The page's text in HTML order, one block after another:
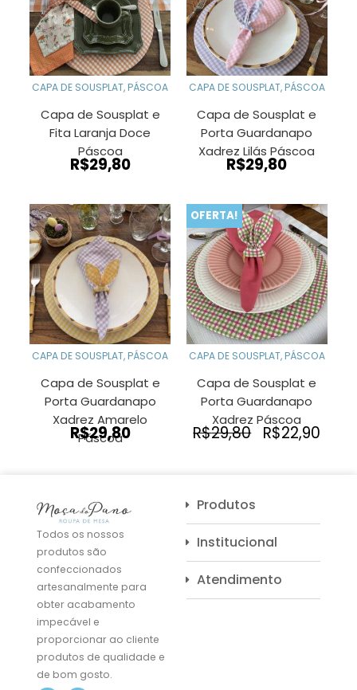
CAPA DE SOUSPLAT,PÁSCOA
Capa de Sousplat e
Fita Laranja Doce
Páscoa
R$29,80
CAPA DE SOUSPLAT,PÁSCOA
Capa de Sousplat e
Porta Guardanapo
Xadrez Lilás Páscoa
R$29,80
CAPA DE SOUSPLAT,PÁSCOA
Capa de Sousplat e
Porta Guardanapo
Xadrez Amarelo
Páscoa
R$29,80
OFERTA!
CAPA DE SOUSPLAT,PÁSCOA
Capa de Sousplat e
Porta Guardanapo
Xadrez Páscoa
R$29,80 O
R$22,90
Todos os nossos
produtos são
confeccionados
artesanalmente para
obter acabamento
impecável e
proporcionar ao cliente
produtos de qualidade e
de bom gosto.
Produtos
Institucional
Atendimento